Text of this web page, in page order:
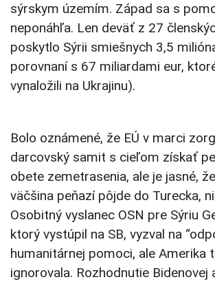
sýrskym územím. Západ sa s
neponáhľa. Len deväť z 27
poskytlo Sýrii smiešnych 3,5
porovnaní s 67 miliardami eur,
vynaložili na Ukrajinu).
Bolo oznámené, že EÚ v marci
darcovský samit s cieľom získať
obete zemetrasenia, ale je jasné,
väčšina peňazí pôjde do Turecka,
Osobitný vyslanec OSN pre Sýriu
ktorý vystúpil na SB, vyzval na
humanitárnej pomoci, ale Amerika
ignorovala. Rozhodnutie